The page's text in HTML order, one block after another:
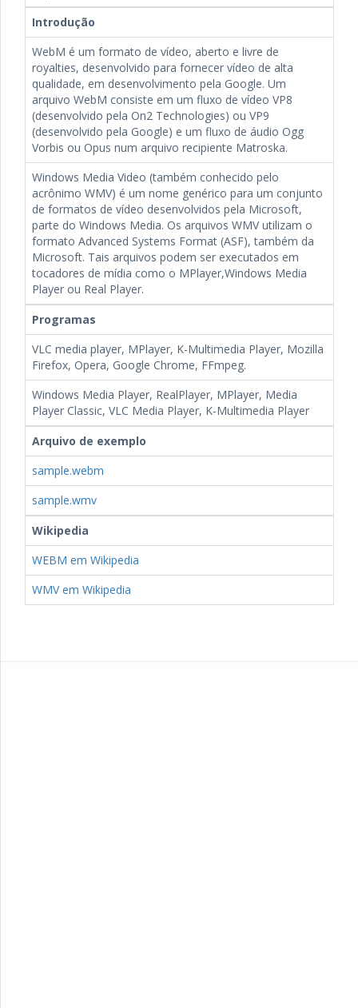
Introdução
WebM é um formato de vídeo, aberto e livre de
royalties, desenvolvido para fornecer vídeo de alta
qualidade, em desenvolvimento pela Google. Um
arquivo WebM consiste em um fluxo de vídeo VP8
(desenvolvido pela On2 Technologies) ou VP9
(desenvolvido pela Google) e um fluxo de áudio Ogg
Vorbis ou Opus num arquivo recipiente Matroska.
Windows Media Video (também conhecido pelo
acrônimo WMV) é um nome genérico para um conjunto
de formatos de vídeo desenvolvidos pela Microsoft,
parte do Windows Media. Os arquivos WMV utilizam o
formato Advanced Systems Format (ASF), também da
Microsoft. Tais arquivos podem ser executados em
tocadores de mídia como o MPlayer,Windows Media
Player ou Real Player.
Programas
VLC media player, MPlayer, K-Multimedia Player, Mozilla
Firefox, Opera, Google Chrome, FFmpeg.
Windows Media Player, RealPlayer, MPlayer, Media
Player Classic, VLC Media Player, K-Multimedia Player
Arquivo de exemplo
sample.webm
sample.wmv
Wikipedia
WEBM em Wikipedia
WMV em Wikipedia